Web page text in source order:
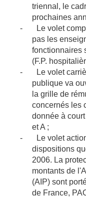
triennal, le
prochaines
-
Le volet
pas les
fonctionnaires
(F.P.
-
Le volet
publique va
la grille de
concernés les
donnée à
et A ;
-
Le volet
dispositions
2006. La
montants de
(AIP) sont
de France,